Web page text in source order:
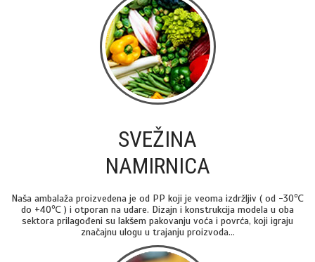
SVEŽINA
NAMIRNICA
Naša ambalaža proizvedena je od PP koji je veoma izdržljiv ( od -30℃
do +40℃ ) i otporan na udare. Dizajn i konstrukcija modela u oba
sektora prilagođeni su lakšem pakovanju voća i povrća, koji igraju
značajnu ulogu u trajanju proizvoda...